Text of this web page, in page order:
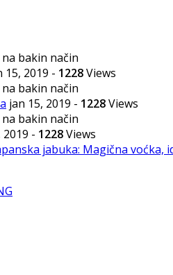
15, 2019 - 1228Views
jan 15, 2019 - 1228Views
2019 - 1228Views
jabuka: Magična voćka,